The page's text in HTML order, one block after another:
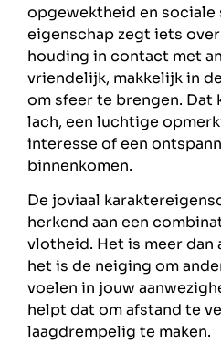
opgewektheid en sociale
eigenschap zegt iets
houding in contact met
vriendelijk, makkelijk in
om sfeer te brengen. Dat
lach, een luchtige
interesse of een
binnenkomen.
De joviaal
herkend aan een
vlotheid. Het is meer dan
het is de neiging om
voelen in jouw
helpt dat om afstand te
laagdrempelig te maken.